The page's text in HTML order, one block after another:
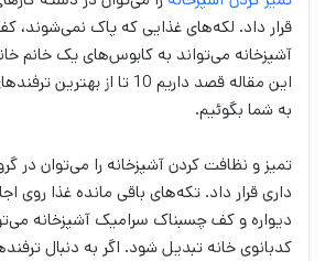
قرار داد. لکه‌های غذایی که پاک
آشپزخانه می‌تواند به کابوس‌های یک خانم
این مقاله قصد داریم 10 تا از
به شما بگوئیم.
تمیز و نظافت کردن آشپزخانه را می‌توان در
داری قرار داد. تکه‌های باقی مانده غذا روی
دیواره و کف چسبناک سرامیک آشپزخانه
کدبانوی خانه تبدیل شود. اگر به دنبال